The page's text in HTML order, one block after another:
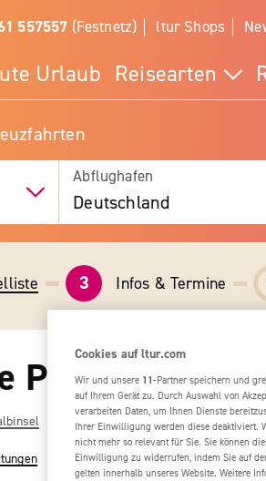
557557 (Festnetz) ltur Shops
Urlaub Reisearten
Abflughafen
Deutschland
3 Infos & Termine
Palm
Dubai Atlantis, The Palm
Cookies auf ltur.com
Wir und unsere 11-Partner speichern und
auf Ihrem Gerät zu. Durch Auswahl von
verarbeiten Daten, um Ihnen Dienste
Ihrer Einwilligung werden diese deaktiviert.
nicht mehr so relevant für Sie. Sie können
Einwilligung zu widerrufen, indem Sie auf
gelten innerhalb unseres Website. Weitere